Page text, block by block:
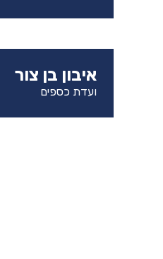
איבון בן צור
ועדת כספים